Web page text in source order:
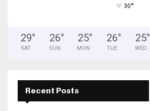
30°
29°
SAT
26°
SUN
25°
MON
26°
TUE
25°
WED
Recent Posts